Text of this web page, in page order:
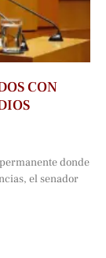
CON
donde
el senador